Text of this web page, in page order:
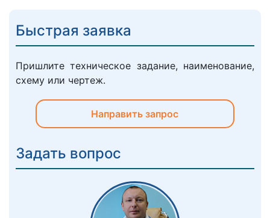
Быстрая заявка
Пришлите техническое задание, наименование,
схему или чертеж.
Направить запрос
Задать вопрос